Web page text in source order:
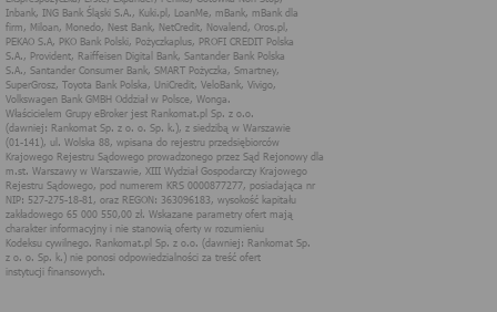
o.o. (dawniej: Rankomat Sp. z o. o. Sp.
k.)
Rankomat.pl Sp. z o.o. (dawniej: Rankomat Sp. z o. o. Sp. k.), z
siedzibą w Warszawie (01-141), ul. Wolska 88, wpisana do rejestru
przedsiębiorców Krajowego Rejestru Sądowego prowadzonego
przez Sąd Rejonowy dla m.st. Warszawy w Warszawie, XIII
Wydział Gospodarczy Krajowego Rejestru Sądowego, pod
numerem KRS 0000877277, posiadająca nr NIP: 527-275-18-81,
oraz REGON: 363096183, zwana dalej "Rankomat" wykorzystuje
na swoich stronach internetowych technologię "cookies".
Zasady wykorzystania informacji dostarczonych przez
użytkownika w ramach technologii cookies w trakcie korzystania
ze stron internetowych i Rankomat określa niniejszy dokument.
Każdy użytkownik serwisów Rankomat proszony jest o